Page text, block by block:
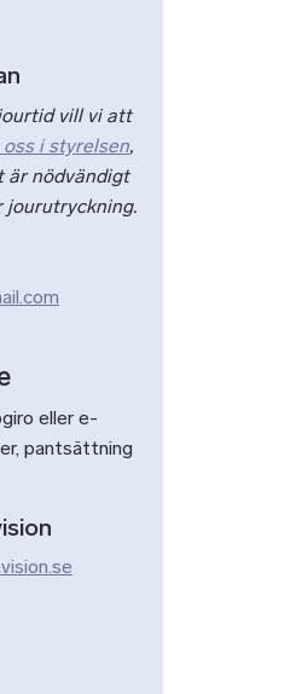
vill vi att
i styrelsen,
är nödvändigt
eller e-
pantsättning